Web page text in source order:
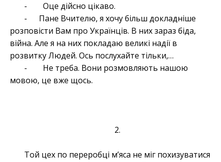
- Оце дійсно цікаво.
- Пане Вчителю, я хочу більш докладніше
розповісти Вам про Українців. В них зараз біда,
війна. Але я на них покладаю великі надії в
розвитку Людей. Ось послухайте тільки,…
- Не треба. Вони розмовляють нашою
мовою, це вже щось.
2.
Той цех по переробці м’яса не міг похизуватися